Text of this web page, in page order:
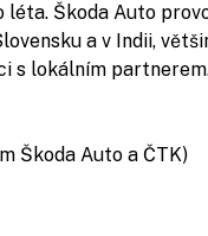
léta. Škoda Auto
a v Indii,
s lokálním
Škoda Auto a ČTK)